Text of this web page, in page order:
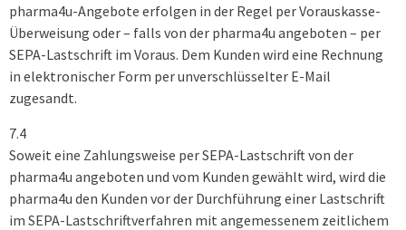
pharma4u-Angebote erfolgen in der Regel per Vorauskasse-
Überweisung oder – falls von der pharma4u angeboten – per
SEPA-Lastschrift im Voraus. Dem Kunden wird eine Rechnung
in elektronischer Form per unverschlüsselter E-Mail
zugesandt.
7.4
Soweit eine Zahlungsweise per SEPA-Lastschrift von der
pharma4u angeboten und vom Kunden gewählt wird, wird die
pharma4u den Kunden vor der Durchführung einer Lastschrift
im SEPA-Lastschriftverfahren mit angemessenem zeitlichem